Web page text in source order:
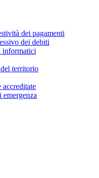
dei pagamenti
dei debiti
informatici
territorio
accreditate